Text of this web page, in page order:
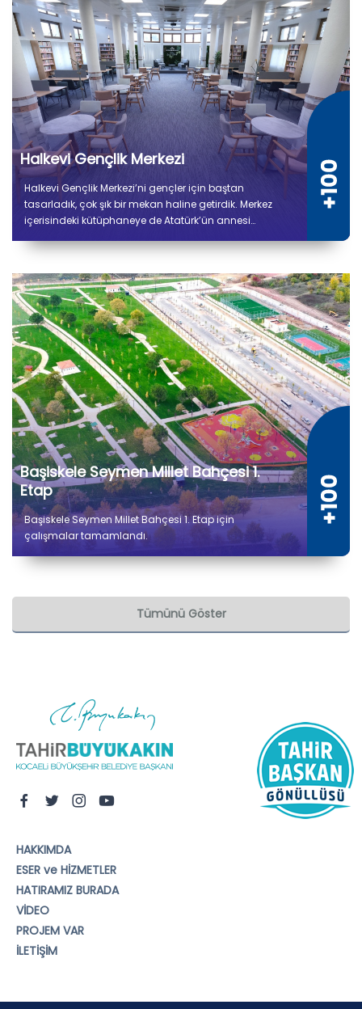
Halkevi Gençlik Merkezi
Halkevi Gençlik Merkezi’ni gençler için baştan
tasarladık, çok şık bir mekan haline getirdik. Merkez
içerisindeki kütüphaneye de Atatürk’ün annesi
Başiskele Seymen Millet Bahçesi 1.
Etap
Başiskele Seymen Millet Bahçesi 1. Etap için
çalışmalar tamamlandı.
Tümünü Göster
HAKKIMDA
ESER ve HİZMETLER
HATIRAMIZ BURADA
VİDEO
PROJEM VAR
İLETİŞİM